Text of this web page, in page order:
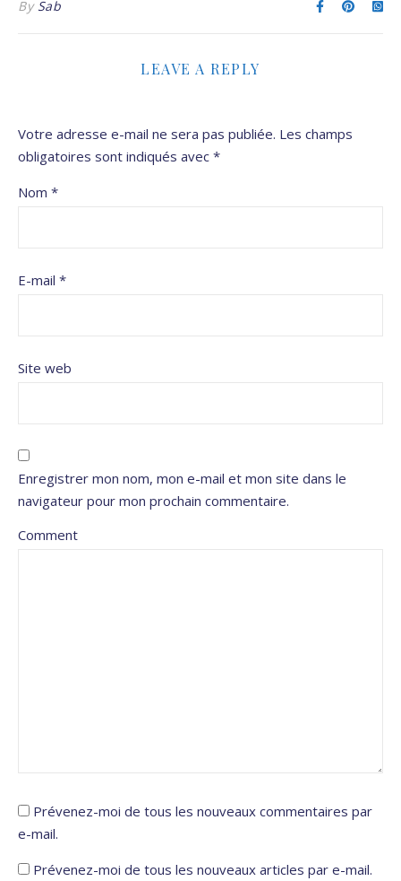
By Sab
LEAVE A REPLY
Votre adresse e-mail ne sera pas publiée. Les champs
obligatoires sont indiqués avec *
Nom *
E-mail *
Site web
Enregistrer mon nom, mon e-mail et mon site dans le
navigateur pour mon prochain commentaire.
Comment
Prévenez-moi de tous les nouveaux commentaires par
e-mail.
Prévenez-moi de tous les nouveaux articles par e-mail.